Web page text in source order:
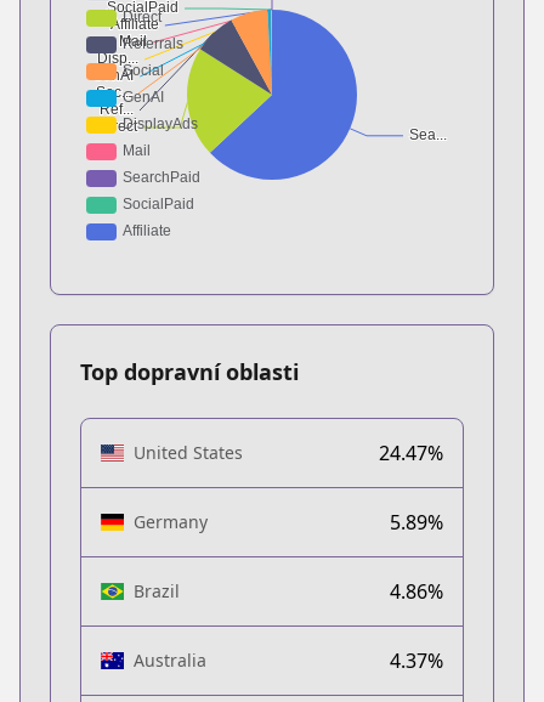
Top dopravní oblasti
United States 24.47%
Germany 5.89%
Brazil 4.86%
Australia 4.37%